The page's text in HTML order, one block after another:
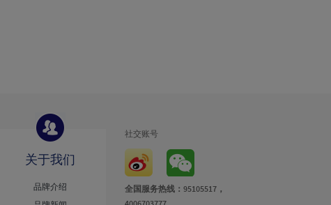
关于我们
品牌介绍
社交账号
全国服务热线：95105517，